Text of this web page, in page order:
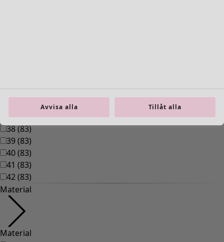
Inredning
Nyheter
All inredning
Gardiner
Kuddar & kuddfodral
Mattor
Frotté
Böcker
Avvisa alla Tillåt alla